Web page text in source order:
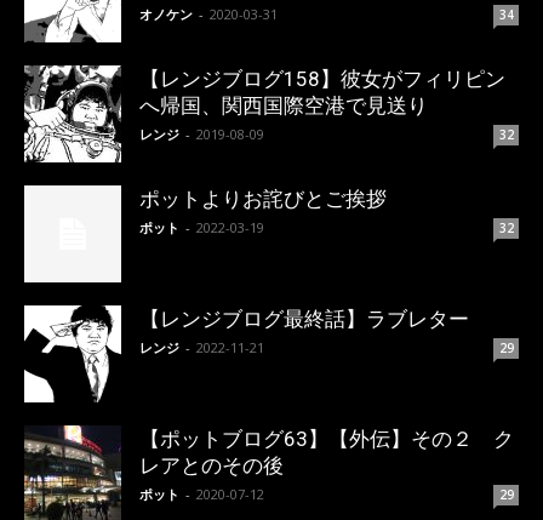
オノケン - 2020-03-31 34
【レンジブログ158】彼女がフィリピン
へ帰国、関西国際空港で見送り
レンジ - 2019-08-09 32
ポットよりお詫びとご挨拶
ポット - 2022-03-19 32
【レンジブログ最終話】ラブレター
レンジ - 2022-11-21 29
【ポットブログ63】【外伝】その２ ク
レアとのその後
ポット - 2020-07-12 29